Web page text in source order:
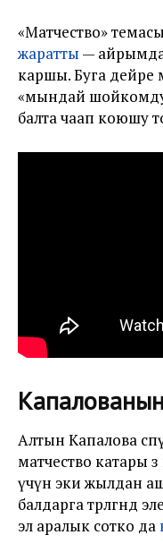
«Матчество»
жаратты —
каршы. Буга
«мындай
балта чаап коюшу
Алтын Капалова
матчество катары
үчүн эки жылдан
балдарга төрөлгөндө
эл аралык сотко да